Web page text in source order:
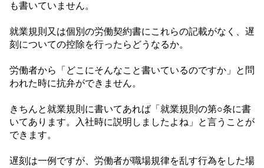
も書いていません。
就業規則又は個別の労働契約書にこれらの記載がなく、遅
刻についての控除を行ったらどうなるか。
労働者から「どこにそんなこと書いているのですか」と問
われた時に抗弁ができません。
きちんと就業規則に書いてあれば「就業規則の第○条に書
いてあります。入社時に説明しましたよね」と言うことが
できます。
遅刻は一例ですが、労働者が職場規律を乱す行為をした場